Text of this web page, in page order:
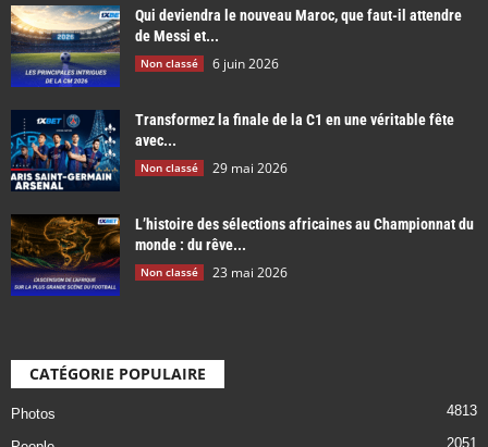
Qui deviendra le nouveau Maroc, que faut-il attendre
de Messi et...
Non classé 6 juin 2026
Transformez la finale de la C1 en une véritable fête
avec...
Non classé 29 mai 2026
L’histoire des sélections africaines au Championnat du
monde : du rêve...
Non classé 23 mai 2026
CATÉGORIE POPULAIRE
Photos 4813
2051